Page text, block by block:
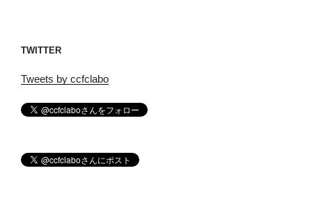
TWITTER
Tweets by ccfclabo